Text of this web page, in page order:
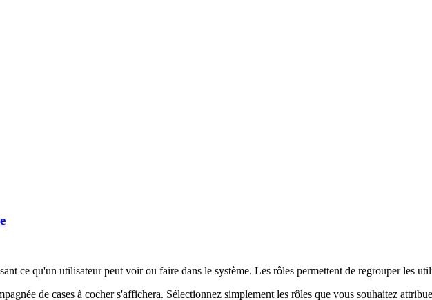
ce qu'un utilisateur peut voir ou faire dans le système. Les rôles permettent de regrouper les
de cases à cocher s'affichera. Sélectionnez simplement les rôles que vous souhaitez